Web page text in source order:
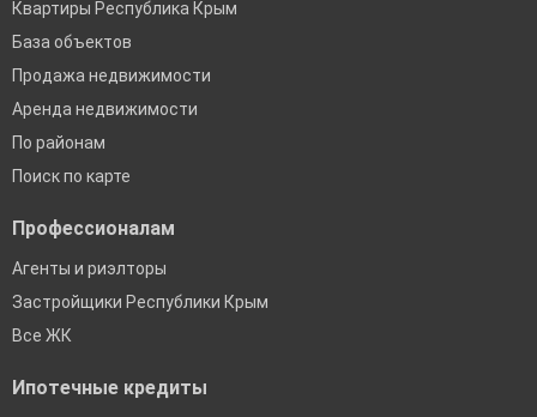
Квартиры Республика Крым
База объектов
Продажа недвижимости
Аренда недвижимости
По районам
Поиск по карте
Профессионалам
Агенты и риэлторы
Застройщики Республики Крым
Все ЖК
Ипотечные кредиты